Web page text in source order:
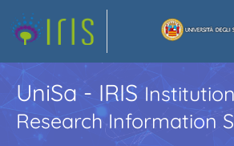
UniSa - IRIS
Research Information